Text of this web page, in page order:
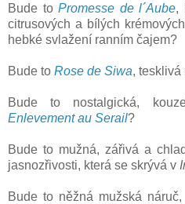
Bude to Promesse de l´Aube,
citrusových a bílých
hebké svlažení ranním čajem?
Bude to Rose de Siwa, tesklivá
Bude to nostalgická,
Enlevement au Serail?
Bude to mužná, zářivá a
jasnozřivosti, která se skrývá v
Bude to něžná mužská